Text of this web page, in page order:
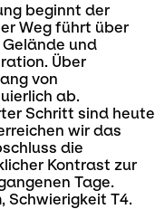
beginnt der
Weg führt über
und
Über
von
ab.
Schritt sind heute
wir das
die
Kontrast zur
Tage.
Schwierigkeit T4.